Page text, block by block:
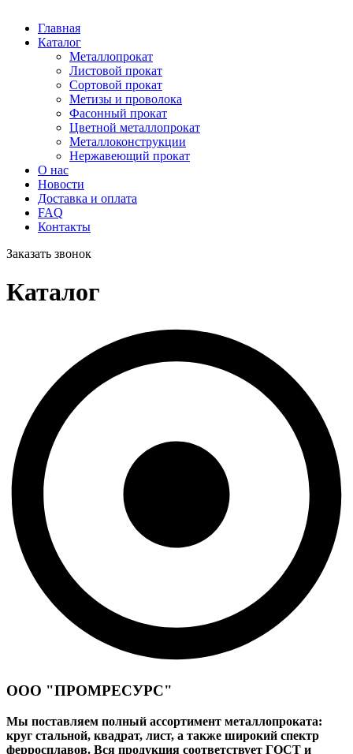
Главная
Каталог
Металлопрокат
Листовой прокат
Сортовой прокат
Метизы и проволока
Фасонный прокат
Цветной металлопрокат
Металлоконструкции
Нержавеющий прокат
О нас
Новости
Доставка и оплата
FAQ
Контакты
Заказать звонок
Каталог
ООО "ПРОМРЕСУРС"
Мы поставляем полный ассортимент металлопроката:
круг стальной, квадрат, лист, а также широкий спектр
ферросплавов. Вся продукция соответствует ГОСТ и